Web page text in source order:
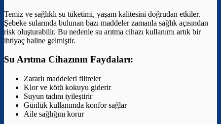
Temiz ve sağlıklı su tüketimi, yaşam kalitesini doğrudan etkiler.
Şebeke sularında bulunan bazı maddeler zamanla sağlık açısından
risk oluşturabilir. Bu nedenle su arıtma cihazı kullanımı artık bir
ihtiyaç haline gelmiştir.
Su Arıtma Cihazının Faydaları:
Zararlı maddeleri filtreler
Klor ve kötü kokuyu giderir
Suyun tadını iyileştirir
Günlük kullanımda konfor sağlar
Aile sağlığını korur